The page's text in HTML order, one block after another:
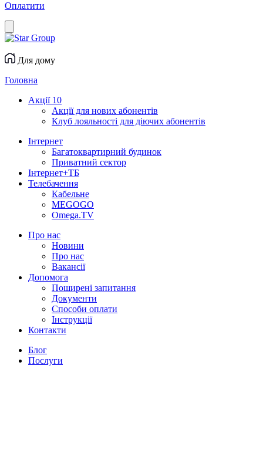
Оплатити
Для дому
Головна
Акції 10
Акції для нових абонентів
Клуб лояльності для діючих абонентів
Інтернет
Багатоквартирний будинок
Приватний сектор
Інтернет+ТБ
Телебачення
Кабельне
MEGOGO
Omega.TV
Про нас
Новини
Про нас
Вакансії
Допомога
Поширені запитання
Документи
Способи оплати
Інструкції
Контакти
Блог
Послуги